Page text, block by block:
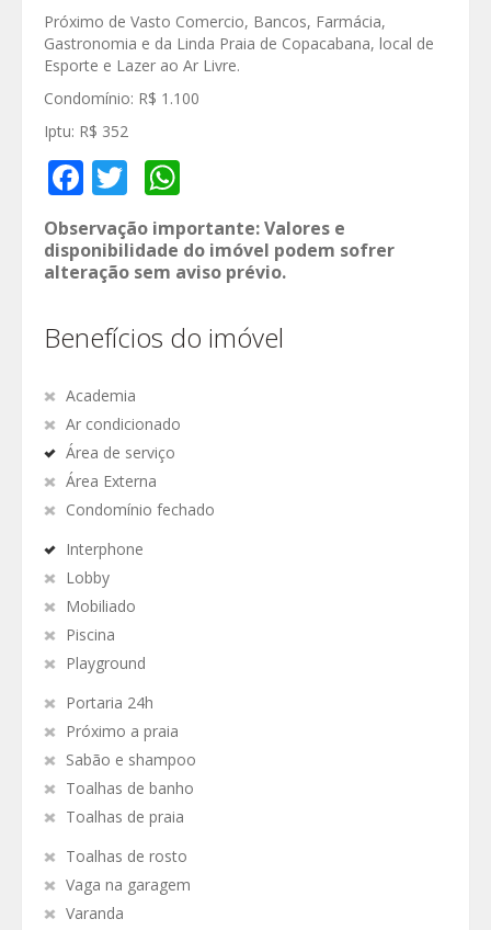
Próximo de Vasto Comercio, Bancos, Farmácia,
Gastronomia e da Linda Praia de Copacabana, local de
Esporte e Lazer ao Ar Livre.
Condomínio: R$ 1.100
Iptu: R$ 352
Facebook
Twitter
Observação importante: Valores e
disponibilidade do imóvel podem sofrer
alteração sem aviso prévio.
Benefícios do imóvel
Academia
Ar condicionado
Área de serviço
Área Externa
Condomínio fechado
Interphone
Lobby
Mobiliado
Piscina
Playground
Portaria 24h
Próximo a praia
Sabão e shampoo
Toalhas de banho
Toalhas de praia
Toalhas de rosto
Vaga na garagem
Varanda